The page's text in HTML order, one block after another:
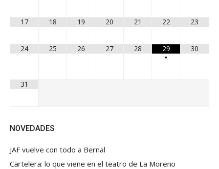
17 18 19 20 21 22 23
24 25 26 27 28
29
•
30
31
NOVEDADES
JAF vuelve con todo a Bernal
Cartelera: lo que viene en el teatro de La Moreno